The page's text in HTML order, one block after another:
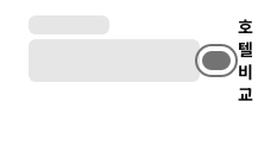
호
텔
비
교